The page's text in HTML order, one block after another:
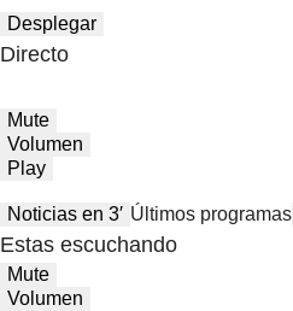
Desplegar
Directo
Mute
Volumen
Play
Noticias en 3′ Últimos programas
Estas escuchando
Mute
Volumen